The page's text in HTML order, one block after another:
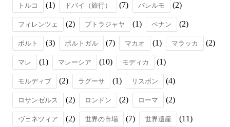
トルコ (1) ドバイ（旅行） (7) パレルモ (2)
フィレンツェ (2) プトラジャヤ (1) ペナン (2)
ポルト (3) ポルトガル (7) マカオ (1) マラッカ (2)
マレ (1) マレーシア (10) モディカ (1)
モルディブ (2) ラグーサ (1) リスボン (4)
ロサンゼルス (2) ロンドン (2) ローマ (2)
ヴェネツィア (2) 世界の市場 (7) 世界遺産 (11)